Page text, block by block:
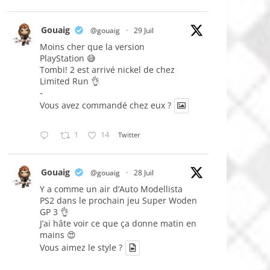
Gouaig @gouaig · 29 Juil
Moins cher que la version
PlayStation 😅
Tombi! 2 est arrivé nickel de chez
Limited Run 👌
-
Vous avez commandé chez eux ?
1 14 Twitter
Gouaig @gouaig · 28 Juil
Y a comme un air d’Auto Modellista
PS2 dans le prochain jeu Super Woden
GP 3 👌
J’ai hâte voir ce que ça donne matin en
mains 😍
Vous aimez le style ?